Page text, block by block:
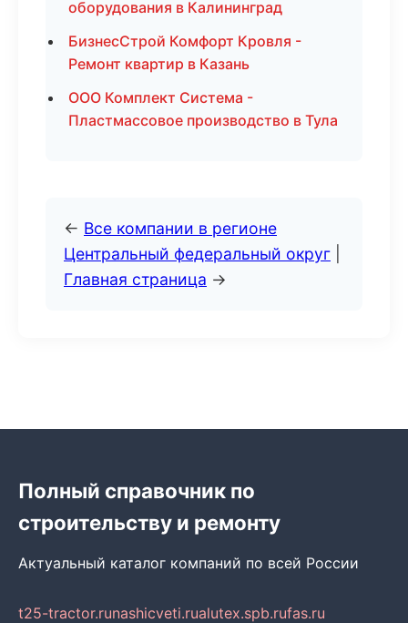
оборудования в Калининград
БизнесСтрой Комфорт Кровля -
Ремонт квартир в Казань
ООО Комплект Система -
Пластмассовое производство в Тула
← Все компании в регионе
Центральный федеральный округ
Главная страница →
Полный справочник по
строительству и ремонту
Актуальный каталог компаний по всей России
t25-tractor.runashicveti.rualutex.spb.rufas.ru